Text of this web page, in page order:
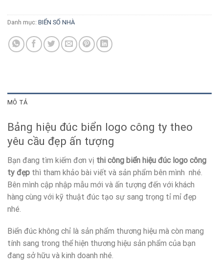
Danh mục: BIỂN SỐ NHÀ
MÔ TẢ
Bảng hiệu đúc biển logo công ty theo
yêu cầu đẹp ấn tượng
Bạn đang tìm kiếm đơn vị thi công biển hiệu đúc logo công
ty đẹp thì tham khảo bài viết và sản phẩm bên mình nhé.
Bên mình cập nhập mẫu mới và ấn tượng đến với khách
hàng cùng với kỹ thuật đúc tạo sự sang trọng tỉ mỉ đẹp
nhé.
Biển đúc không chỉ là sản phẩm thương hiệu mà còn mang
tính sang trong thể hiện thương hiệu sản phẩm của bạn
đang sở hữu và kinh doanh nhé.